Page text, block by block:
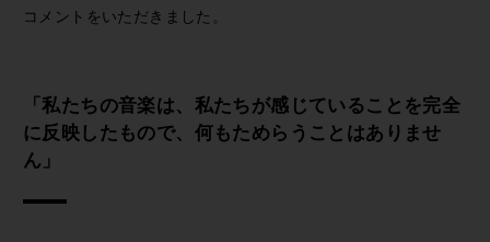
コメントをいただきました。
「私たちの音楽は、私たちが感じていることを完全
に反映したもので、何もためらうことはありませ
ん」